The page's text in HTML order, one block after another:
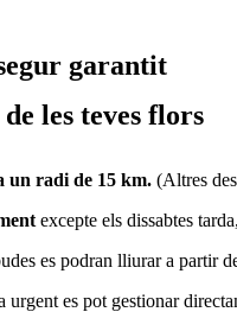
garantit
les teves flors
un radi de 15 km. (Altres
excepte els dissabtes
es podran lliurar a partir
urgent es pot gestionar